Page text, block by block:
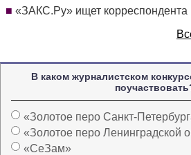
«ЗАКС.Ру» ищет корреспондента
В каком журналистском
«Золотое перо Санкт-
«Золотое перо Ленинградской
«СеЗам»